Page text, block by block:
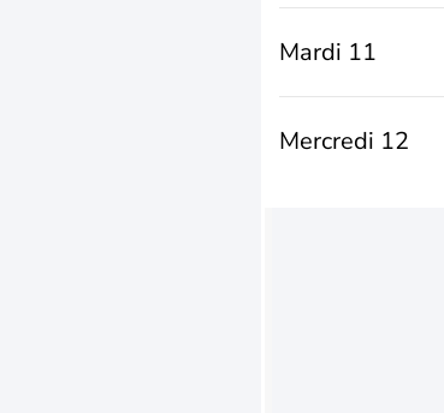
Mardi 11
Mercredi 12